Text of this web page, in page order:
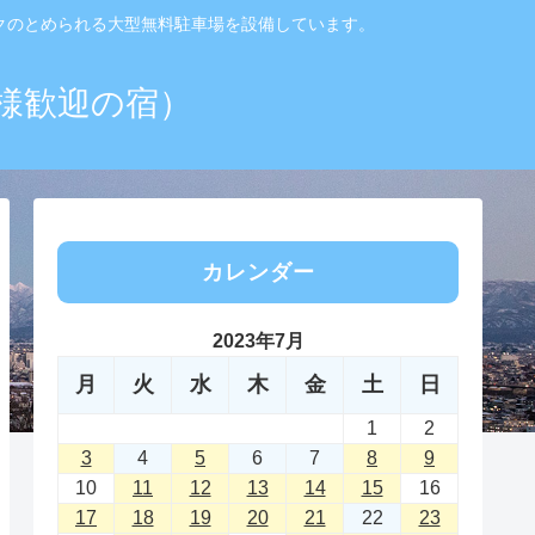
められる大型無料駐車場を設備しています。
迎の宿）
カレンダー
2023年7月
月 火 水 木 金 土 日
1
2
3
4 5 6 7 8
9
10
11 12 13 14 15
16
17
18 19 20 21 22
23